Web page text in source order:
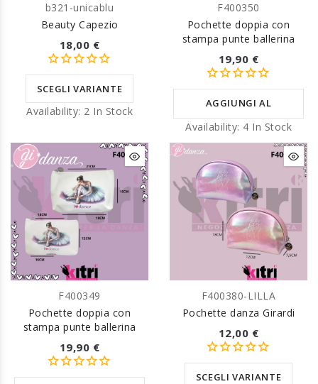
b321-unicablu
Beauty Capezio
18,00 €
SCEGLI VARIANTE
Availability: 2 In Stock
F400350
Pochette doppia con
stampa punte ballerina
19,90 €
AGGIUNGI AL
CARRELLO
Availability: 4 In Stock
F400349
Pochette doppia con
stampa punte ballerina
19,90 €
F400380-LILLA
Pochette danza Girardi
12,00 €
SCEGLI VARIANTE